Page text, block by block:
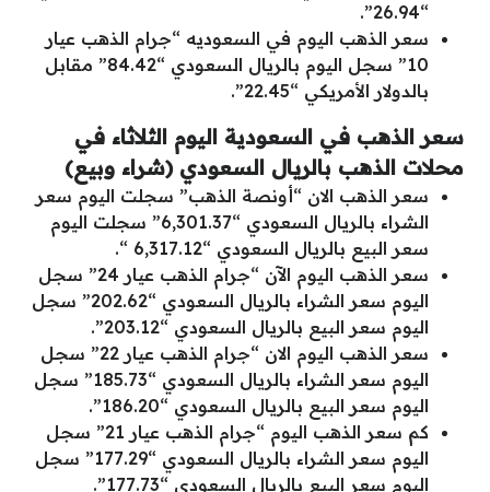
“26.94”.
سعر الذهب اليوم في السعوديه “جرام الذهب عيار
10” سجل اليوم بالريال السعودي “84.42” مقابل
بالدولار الأمريكي “22.45”.
سعر الذهب في السعودية اليوم الثلاثاء في
محلات الذهب بالريال السعودي (شراء وبيع)
سعر الذهب الان “أونصة الذهب” سجلت اليوم سعر
الشراء بالريال السعودي “6,301.37” سجلت اليوم
سعر البيع بالريال السعودي “6,317.12 “.
سعر الذهب اليوم الآن “جرام الذهب عيار 24” سجل
اليوم سعر الشراء بالريال السعودي “202.62” سجل
اليوم سعر البيع بالريال السعودي “203.12”.
سعر الذهب اليوم الان “جرام الذهب عيار 22” سجل
اليوم سعر الشراء بالريال السعودي “185.73” سجل
اليوم سعر البيع بالريال السعودي “186.20”.
كم سعر الذهب اليوم “جرام الذهب عيار 21” سجل
اليوم سعر الشراء بالريال السعودي “177.29” سجل
اليوم سعر البيع بالريال السعودي “177.73”.